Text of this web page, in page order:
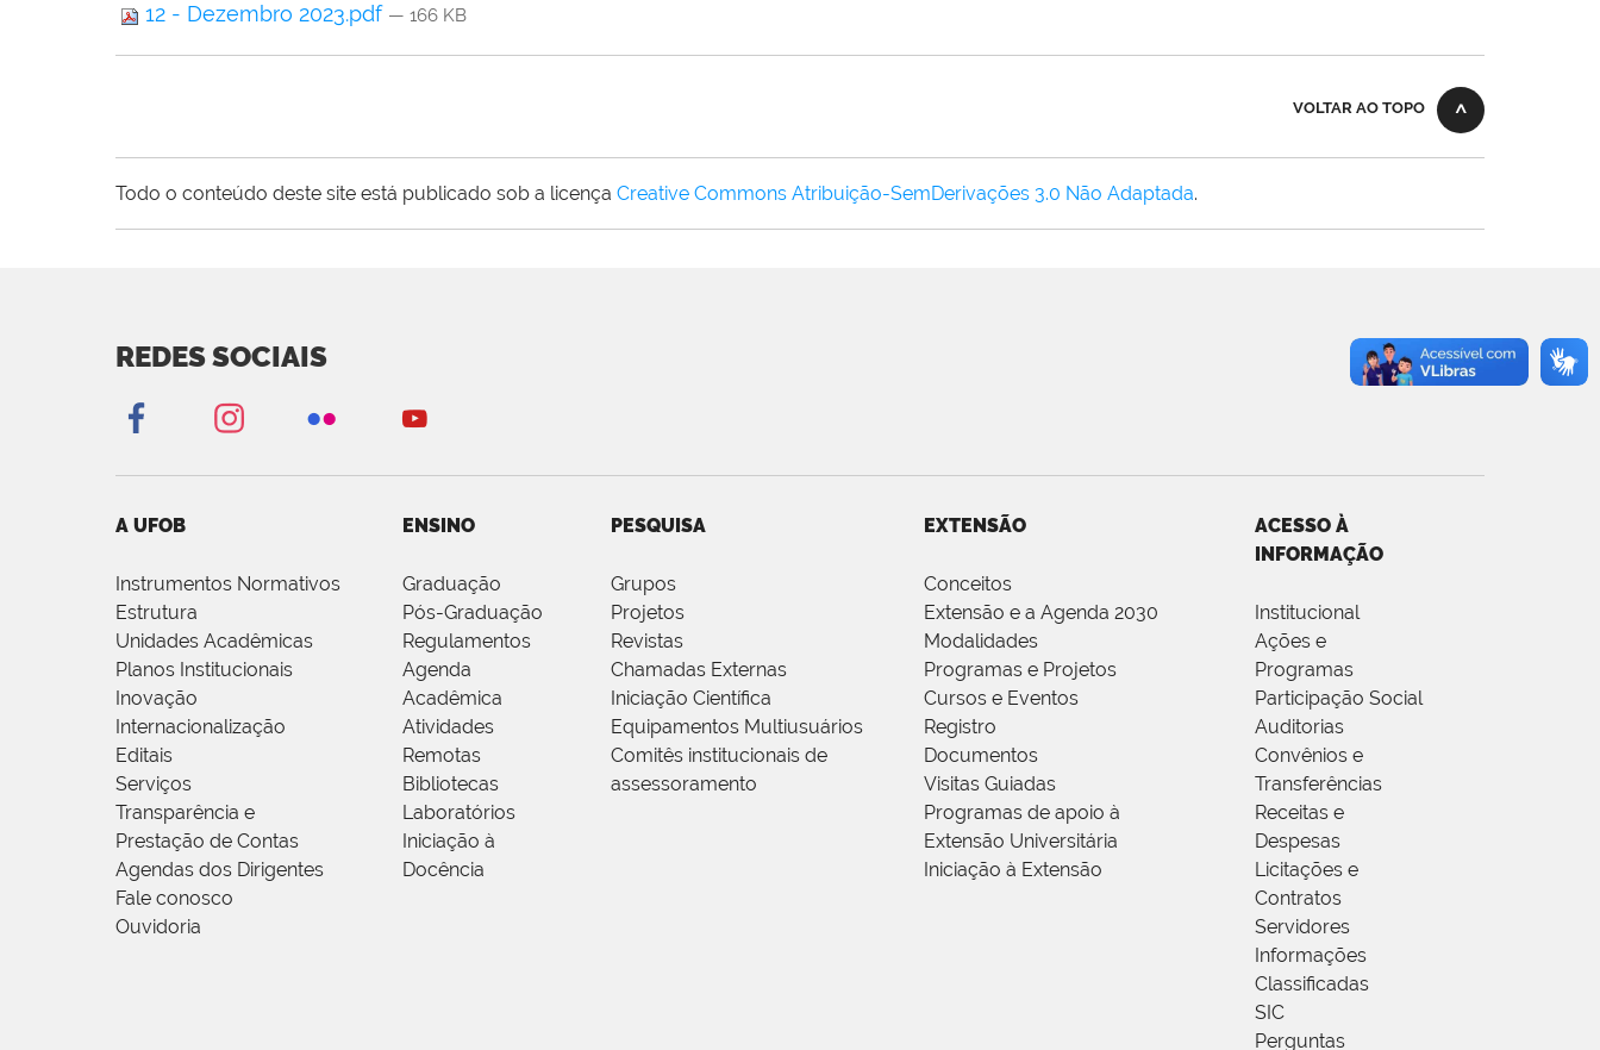
12 - Dezembro 2023.pdf — 166 KB
VOLTAR AO TOPO
Todo o conteúdo deste site está publicado sob a licença Creative Commons Atribuição-SemDerivações 3.0 Não Adaptada.
REDES SOCIAIS
A UFOB
Instrumentos Normativos
Estrutura
Unidades Acadêmicas
Planos Institucionais
Inovação
Internacionalização
Editais
Serviços
Transparência e
Prestação de Contas
Agendas dos Dirigentes
Fale conosco
Ouvidoria
ENSINO
Graduação
Pós-Graduação
Regulamentos
Agenda
Acadêmica
Atividades
Remotas
Bibliotecas
Laboratórios
Iniciação à
Docência
PESQUISA
Grupos
Projetos
Revistas
Chamadas Externas
Iniciação Científica
Equipamentos Multiusuários
Comitês institucionais de
assessoramento
EXTENSÃO
Conceitos
Extensão e a Agenda 2030
Modalidades
Programas e Projetos
Cursos e Eventos
Registro
Documentos
Visitas Guiadas
Programas de apoio à
Extensão Universitária
Iniciação à Extensão
ACESSO À
INFORMAÇÃO
Institucional
Ações e
Programas
Participação Social
Auditorias
Convênios e
Transferências
Receitas e
Despesas
Licitações e
Contratos
Servidores
Informações
Classificadas
SIC
Perguntas